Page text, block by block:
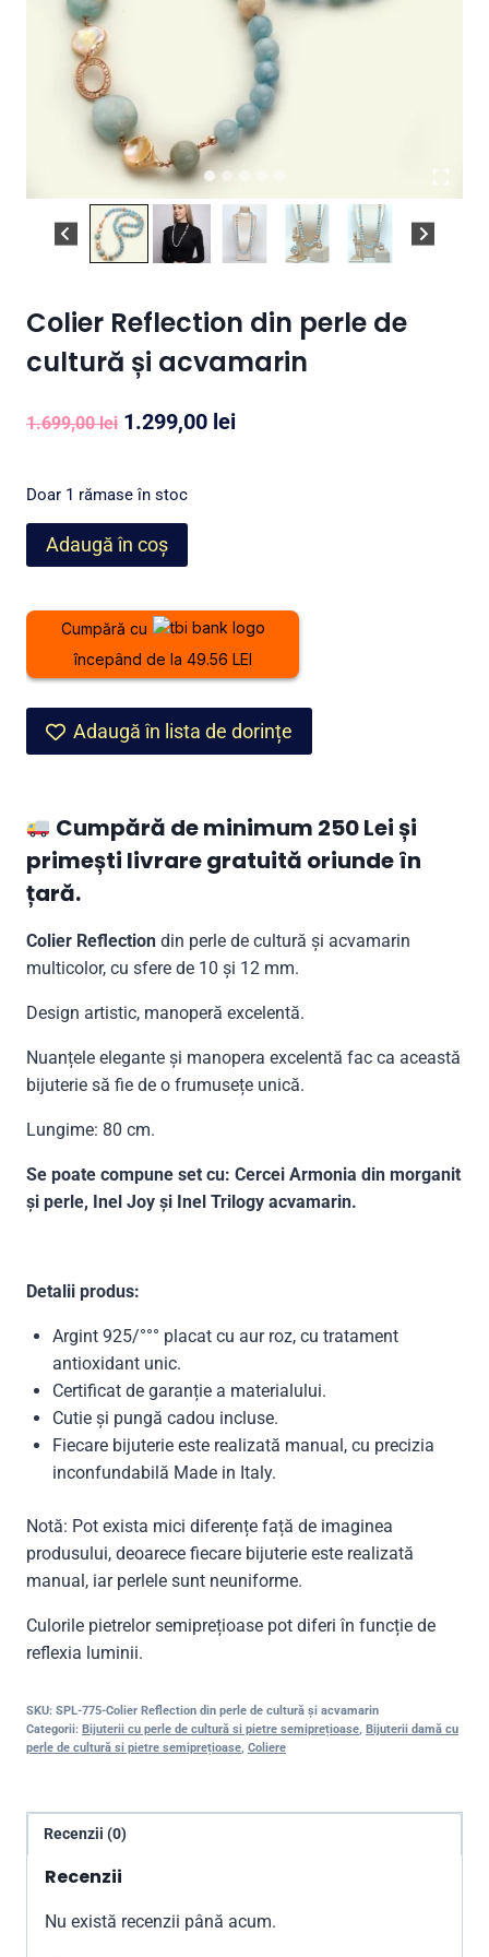
Colier Reflection din perle de
cultură și acvamarin
1.699,00lei Prețul
a
fost:
1.699,00 lei.
1.299,00 leiPrețul
Doar 1 rămase în stoc
Cantitate
Colier
din
de
acvamarin
Adaugă în coș
Cumpără cu
începând de la 49.56 LEI
Adaugă în lista de dorințe
Cumpără de minimum 250 Lei și
primești livrare gratuită oriunde în
țară.
Colier Reflection din perle de cultură și acvamarin
multicolor, cu sfere de 10 și 12 mm.
Design artistic, manoperă excelentă.
Nuanțele elegante și manopera excelentă fac ca această
bijuterie să fie de o frumusețe unică.
Lungime: 80 cm.
Se poate compune set cu: Cercei Armonia din morganit
și perle, Inel Joy și Inel Trilogy acvamarin.
Detalii produs:
Argint 925/°°° placat cu aur roz, cu tratament
antioxidant unic.
Certificat de garanție a materialului.
Cutie și pungă cadou incluse.
Fiecare bijuterie este realizată manual, cu precizia
inconfundabilă Made in Italy.
Notă: Pot exista mici diferențe față de imaginea
produsului, deoarece fiecare bijuterie este realizată
manual, iar perlele sunt neuniforme.
Culorile pietrelor semiprețioase pot diferi în funcție de
reflexia luminii.
SKU: SPL-775-Colier Reflection din perle de cultură și acvamarin
Categorii: Bijuterii cu perle de cultură si pietre semiprețioase, Bijuterii damă cu
perle de cultură si pietre semiprețioase, Coliere
Recenzii (0)
Recenzii
Nu există recenzii până acum.